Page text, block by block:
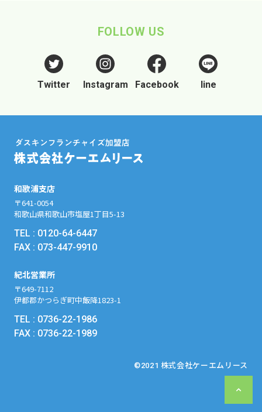
FOLLOW US
Twitter Instagram Facebook line
和歌浦支店
〒641-0054
和歌山県和歌山市塩屋1丁目5-13
TEL : 0120-64-6447
FAX : 073-447-9910
紀北営業所
〒649-7112
伊都郡かつらぎ町中飯降1823-1
TEL : 0736-22-1986
FAX : 0736-22-1989
©2021 株式会社ケーエムリース